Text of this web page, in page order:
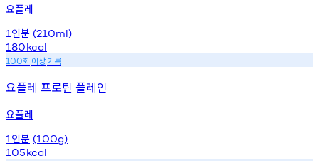
요플레
1 인분 (210ml)
180kcal
100회 이상기록
요플레 프로틴 플레인
요플레
1 인분 (100g)
105kcal